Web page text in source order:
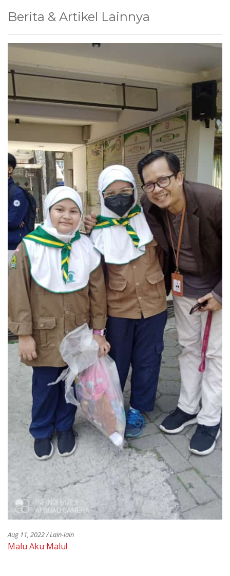
Berita & Artikel Lainnya
Aug 11, 2022 / Lain-lain
Malu Aku Malu!